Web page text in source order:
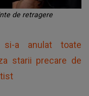
de retragere
si-a anulat toate
starii precare de